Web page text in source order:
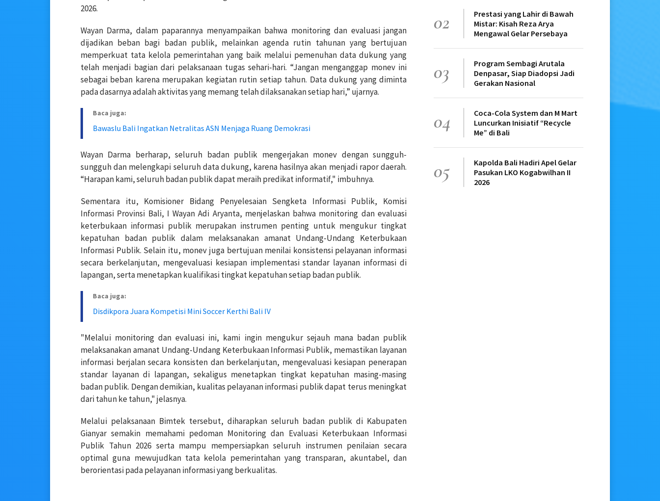
2026.
Wayan Darma, dalam paparannya menyampaikan bahwa monitoring dan evaluasi jangan
dijadikan beban bagi badan publik, melainkan agenda rutin tahunan yang bertujuan
memperkuat tata kelola pemerintahan yang baik melalui pemenuhan data dukung yang
telah menjadi bagian dari pelaksanaan tugas sehari-hari. “Jangan menganggap monev ini
sebagai beban karena merupakan kegiatan rutin setiap tahun. Data dukung yang diminta
pada dasarnya adalah aktivitas yang memang telah dilaksanakan setiap hari,” ujarnya.
Baca juga:
Bawaslu Bali Ingatkan Netralitas ASN Menjaga Ruang Demokrasi
Wayan Darma berharap, seluruh badan publik mengerjakan monev dengan sungguh-
sungguh dan melengkapi seluruh data dukung, karena hasilnya akan menjadi rapor daerah.
“Harapan kami, seluruh badan publik dapat meraih predikat informatif," imbuhnya.
Sementara itu, Komisioner Bidang Penyelesaian Sengketa Informasi Publik, Komisi
Informasi Provinsi Bali, I Wayan Adi Aryanta, menjelaskan bahwa monitoring dan evaluasi
keterbukaan informasi publik merupakan instrumen penting untuk mengukur tingkat
kepatuhan badan publik dalam melaksanakan amanat Undang-Undang Keterbukaan
Informasi Publik. Selain itu, monev juga bertujuan menilai konsistensi pelayanan informasi
secara berkelanjutan, mengevaluasi kesiapan implementasi standar layanan informasi di
lapangan, serta menetapkan kualifikasi tingkat kepatuhan setiap badan publik.
Baca juga:
Disdikpora Juara Kompetisi Mini Soccer Kerthi Bali IV
"Melalui monitoring dan evaluasi ini, kami ingin mengukur sejauh mana badan publik
melaksanakan amanat Undang-Undang Keterbukaan Informasi Publik, memastikan layanan
informasi berjalan secara konsisten dan berkelanjutan, mengevaluasi kesiapan penerapan
standar layanan di lapangan, sekaligus menetapkan tingkat kepatuhan masing-masing
badan publik. Dengan demikian, kualitas pelayanan informasi publik dapat terus meningkat
dari tahun ke tahun," jelasnya.
Melalui pelaksanaan Bimtek tersebut, diharapkan seluruh badan publik di Kabupaten
Gianyar semakin memahami pedoman Monitoring dan Evaluasi Keterbukaan Informasi
Publik Tahun 2026 serta mampu mempersiapkan seluruh instrumen penilaian secara
optimal guna mewujudkan tata kelola pemerintahan yang transparan, akuntabel, dan
berorientasi pada pelayanan informasi yang berkualitas.
02
Prestasi yang Lahir di Bawah
Mistar: Kisah Reza Arya
Mengawal Gelar Persebaya
03
Program Sembagi Arutala
Denpasar, Siap Diadopsi Jadi
Gerakan Nasional
04
Coca-Cola System dan M Mart
Luncurkan Inisiatif “Recycle
Me” di Bali
05
Kapolda Bali Hadiri Apel Gelar
Pasukan LKO Kogabwilhan II
2026